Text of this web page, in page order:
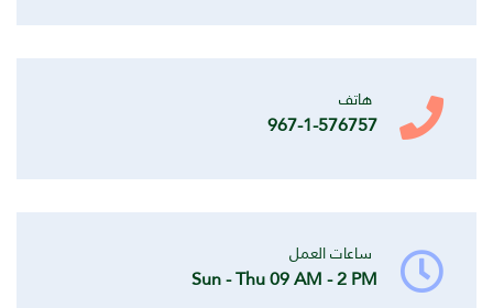
هاتف
967-1-576757
ساعات العمل
Sun - Thu 09 AM - 2 PM